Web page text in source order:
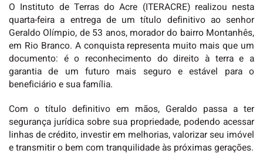
O Instituto de Terras do Acre (ITERACRE) realizou nesta
quarta-feira a entrega de um título definitivo ao senhor
Geraldo Olímpio, de 53 anos, morador do bairro Montanhês,
em Rio Branco. A conquista representa muito mais que um
documento: é o reconhecimento do direito à terra e a
garantia de um futuro mais seguro e estável para o
beneficiário e sua família.
Com o título definitivo em mãos, Geraldo passa a ter
segurança jurídica sobre sua propriedade, podendo acessar
linhas de crédito, investir em melhorias, valorizar seu imóvel
e transmitir o bem com tranquilidade às próximas gerações.